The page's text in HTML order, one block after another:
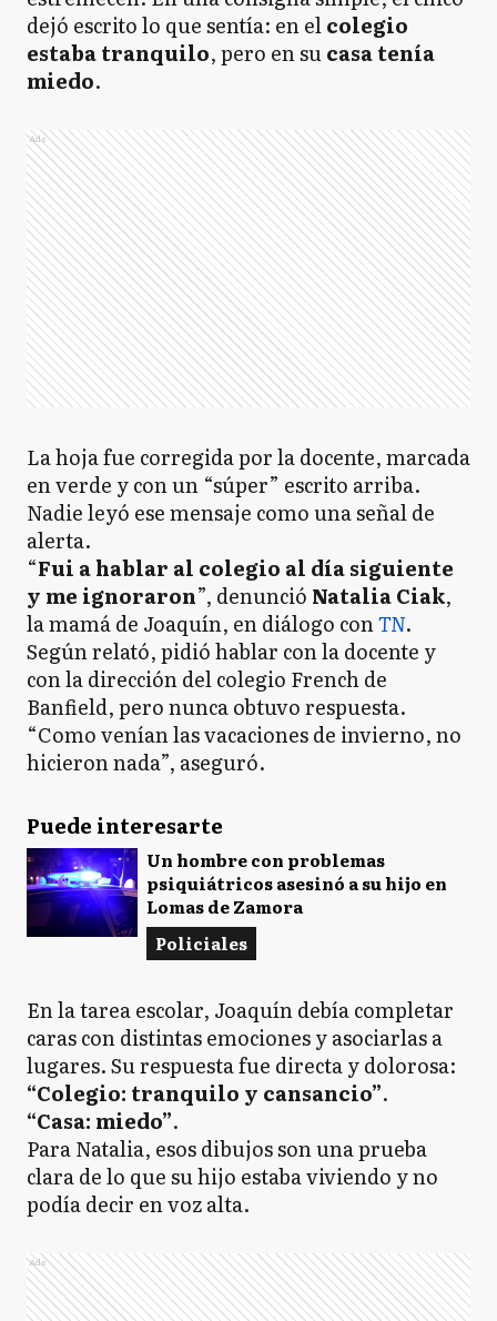
dejó escrito lo que sentía: en elcolegio
estaba tranquilo, pero en sucasa tenía
miedo.
Ads
La hoja fue corregida por la docente, marcada
en verde y con un “súper” escrito arriba.
Nadie leyó ese mensaje como una señal de
alerta.
“Fui a hablar al colegio al día siguiente
y me ignoraron”, denunció Natalia Ciak,
la mamá de Joaquín, en diálogo conTN.
Según relató, pidió hablar con la docente y
con la dirección del colegio French de
Banfield, pero nunca obtuvo respuesta.
“Como venían las vacaciones de invierno, no
hicieron nada”, aseguró.
Puede interesarte
Un hombre con problemas
psiquiátricos asesinó a su hijo en
Lomas de Zamora
Policiales
En la tarea escolar, Joaquín debía completar
caras con distintas emociones y asociarlas a
lugares. Su respuesta fue directa y dolorosa:
“Colegio: tranquilo y cansancio”.
“Casa: miedo”.
Para Natalia, esos dibujos son una prueba
clara de lo que su hijo estaba viviendo y no
podía decir en voz alta.
Ads